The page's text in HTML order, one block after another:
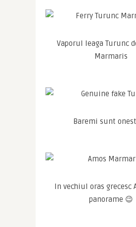
Vaporul leaga Turunc
Marmaris
Baremi sunt
In vechiul oras grecesc
panorame 😉